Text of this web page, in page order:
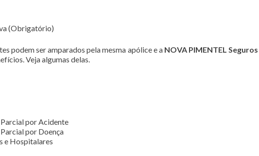
(Obrigatório)
podem ser amparados pela mesma apólice e a NOVA PIMENTEL Seguros
Veja algumas delas.
por Acidente
por Doença
e Hospitalares